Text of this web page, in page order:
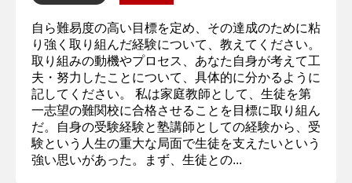
自ら難易度の高い目標を定め、その達成のために粘
り強く取り組んだ経験について、教えてください。
取り組みの動機やプロセス、あなた自身が考えて工
夫・努力したことについて、具体的に分かるように
記してください。 私は家庭教師として、生徒を第
一志望の難関校に合格させることを目標に取り組ん
だ。自身の受験経験と塾講師としての経験から、受
験という人生の重大な局面で生徒を支えたいという
強い思いがあった。まず、生徒との...